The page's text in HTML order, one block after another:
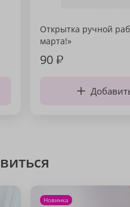
Открытка ручной
марта!»
90₽
Новинка